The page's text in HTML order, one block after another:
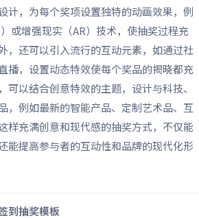
计，为每个奖项设置独特的动画效果，例
或增强现实（AR）技术，使抽奖过程充
，还可以引入流行的互动元素，如通过社
播，设置动态特效使每个奖品的揭晓都充
可以结合创意特效的主题，设计与科技、
，例如最新的智能产品、定制艺术品、互
样充满创意和现代感的抽奖方式，不仅能
能提高参与者的互动性和品牌的现代化形
到抽奖模板